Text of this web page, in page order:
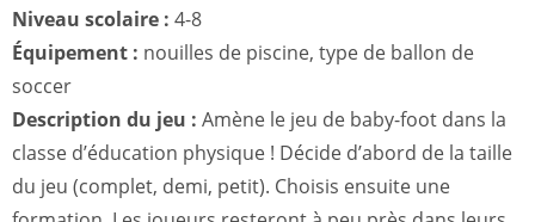
Niveau scolaire : 4-8
Équipement : nouilles de piscine, type de ballon de
soccer
Description du jeu : Amène le jeu de baby-foot dans la
classe d’éducation physique ! Décide d’abord de la taille
du jeu (complet, demi, petit). Choisis ensuite une